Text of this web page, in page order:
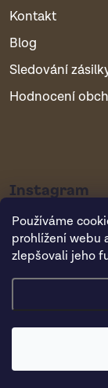
Používáme
prohlížení webu
zlepšovali jeho
Kontakt
Blog
Sledování
Hodnocení
Instagram
Copyright